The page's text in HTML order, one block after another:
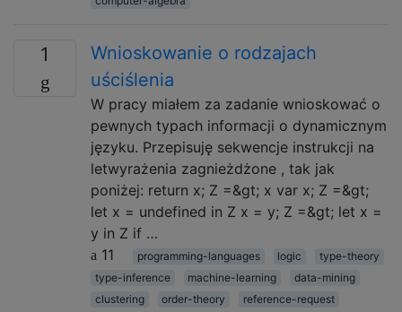
1
Wnioskowanie o rodzajach
uściślenia
W pracy miałem za zadanie wnioskować o
pewnych typach informacji o dynamicznym
języku. Przepisuję sekwencje instrukcji na
letwyrażenia zagnieżdżone , tak jak
poniżej: return x; Z =&gt; x var x; Z =&gt;
let x = undefined in Z x = y; Z =&gt; let x =
y in Z if …
11
programming-languages logic
type-theory
type-inference
machine-learning
data-mining
clustering
order-theory
reference-request